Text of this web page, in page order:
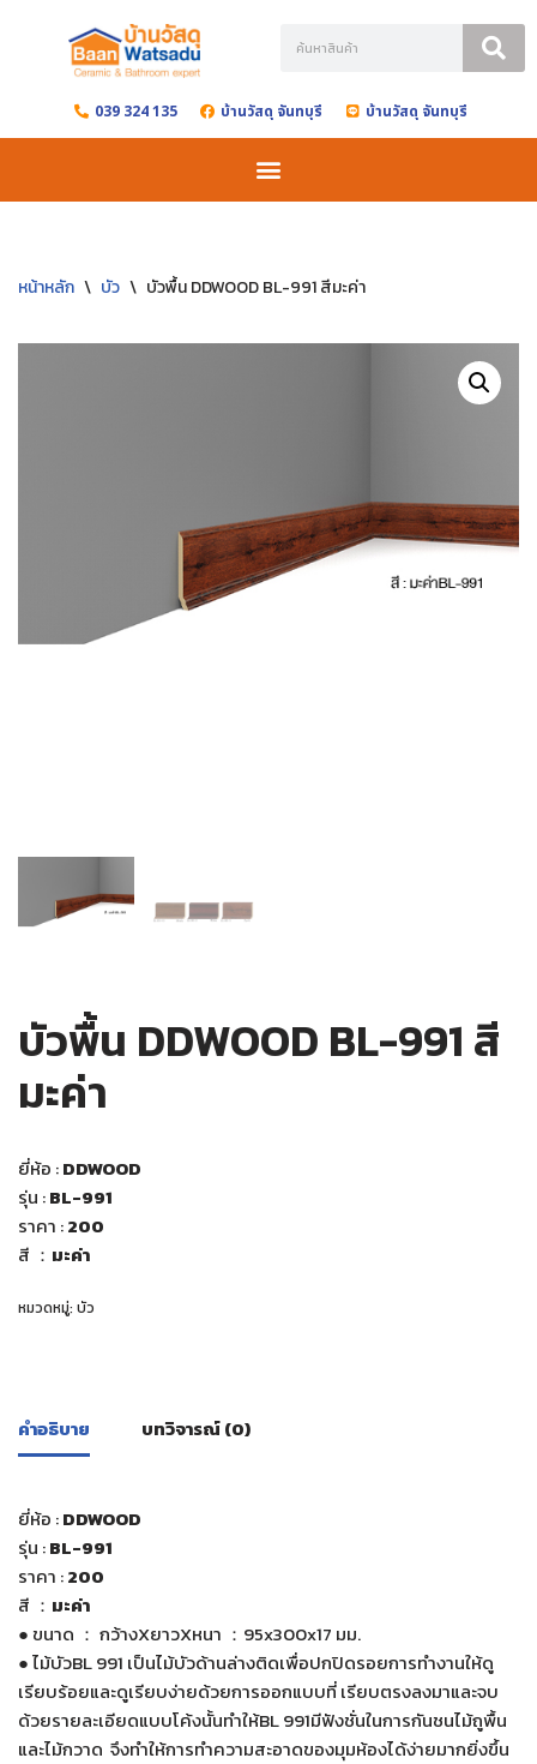
content 039 324 135 บ้านวัสดุ จันทบุรี บ้านวัสดุ จันทบุรี
หน้าหลัก \ บัว \ บัวพื้น DDWOOD BL-991 สีมะค่า
บัวพื้น DDWOOD BL-991 สี
มะค่า
ยี่ห้อ :DDWOOD
รุ่น :BL-991
ราคา :200
สี ： มะค่า
หมวดหมู่: บัว
คำอธิบาย บทวิจารณ์ (0)
ยี่ห้อ :DDWOOD
รุ่น :BL-991
ราคา :200
สี ： มะค่า
● ขนาด ： กว้างXยาวXหนา ：95x300x17 มม.
● ไม้บัวBL 991 เป็นไม้บัวด้านล่างติดเพื่อปกปิดรอยการทำงานให้ดู
เรียบร้อยและดูเรียบง่ายด้วยการออกแบบที่ เรียบตรงลงมาและจบ
ด้วยรายละเอียดแบบโค้งนั้นทำให้BL 991มีฟังชั่นในการกันชนไม้ถูพื้น
และไม้กวาด จึงทำให้การทำความสะอาดของมุมห้องได้ง่ายมากยิ่งขึ้น